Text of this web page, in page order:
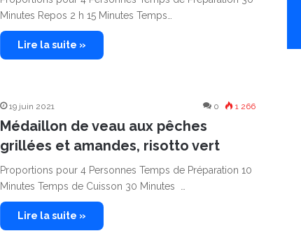
Minutes Repos 2 h 15 Minutes Temps…
Lire la suite »
19 juin 2021 0 1 266
Médaillon de veau aux pêches
grillées et amandes, risotto vert
Proportions pour 4 Personnes Temps de Préparation 10
Minutes Temps de Cuisson 30 Minutes …
Lire la suite »